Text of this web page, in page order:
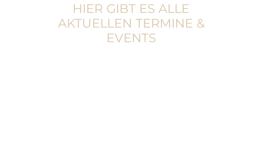
HIER GIBT ES ALLE
AKTUELLEN TERMINE &
EVENTS